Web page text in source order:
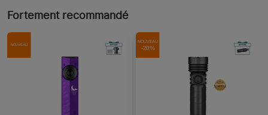
Fortement recommandé
NOUVEAU
NOUVEAU
-20%